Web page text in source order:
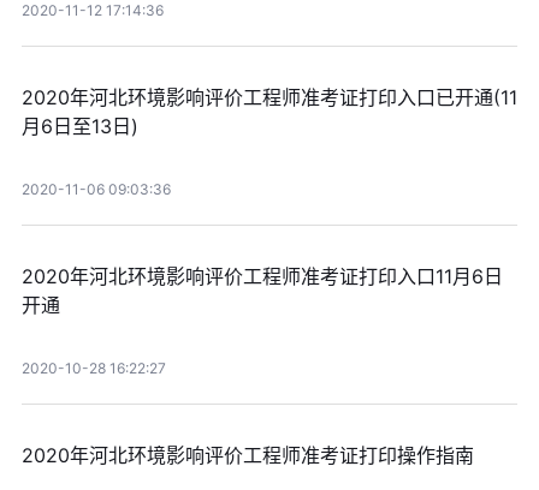
2020-11-12 17:14:36
2020年河北环境影响评价工程师准考证打印入口已开通(11
月6日至13日)
2020-11-06 09:03:36
2020年河北环境影响评价工程师准考证打印入口11月6日
开通
2020-10-28 16:22:27
2020年河北环境影响评价工程师准考证打印操作指南